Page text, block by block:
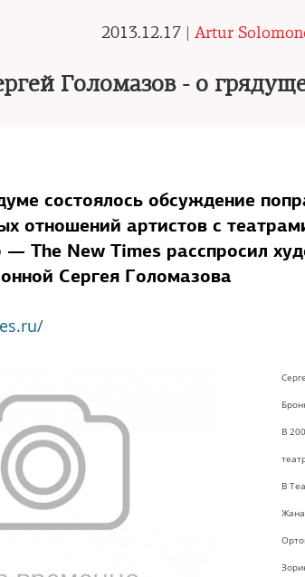
2013.12.17 | Artur
Голомазов - о
состоялось обсуждение
отношений артистов с
The New Times расспросил
Сергея Голомазова
В
В